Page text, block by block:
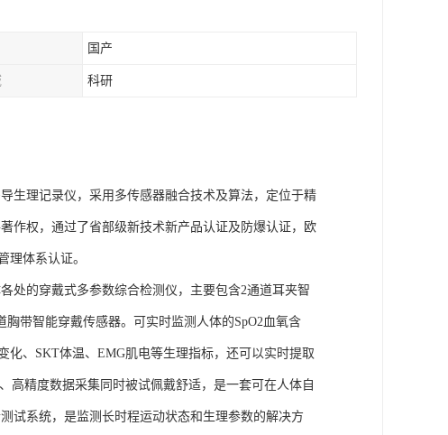
国产
科研
生理记录仪，采用多传感器融合技术及算法，定位于精
作权，通过了省部级新技术新产品认证及防爆认证，欧
理体系认证。
处的穿戴式多参数综合检测仪，主要包含2通道耳夹智
带智能穿戴传感器。可实时监测人体的SpO2血氧含
化、SKT体温、EMG肌电等生理指标，还可以实时提取
高精度数据采集同时被试佩戴舒适，是一套可在人体自
试系统，是监测长时程运动状态和生理参数的解决方